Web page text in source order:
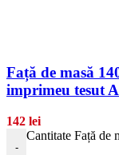
Față de masă
imprimeu tesut
142 lei
-
Cantitate Față de